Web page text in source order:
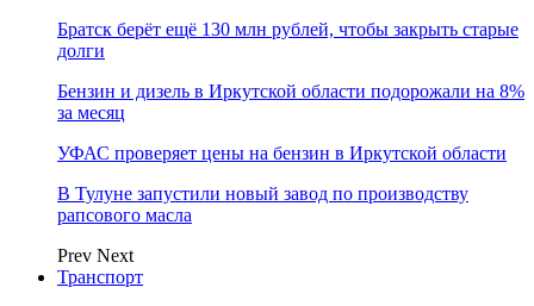
Братск берёт ещё 130 млн рублей, чтобы закрыть старые
долги
Бензин и дизель в Иркутской области подорожали на 8%
за месяц
УФАС проверяет цены на бензин в Иркутской области
В Тулуне запустили новый завод по производству
рапсового масла
Prev Next
Транспорт